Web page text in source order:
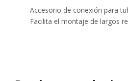
Accesorio de conexión para
Facilita el montaje de largos